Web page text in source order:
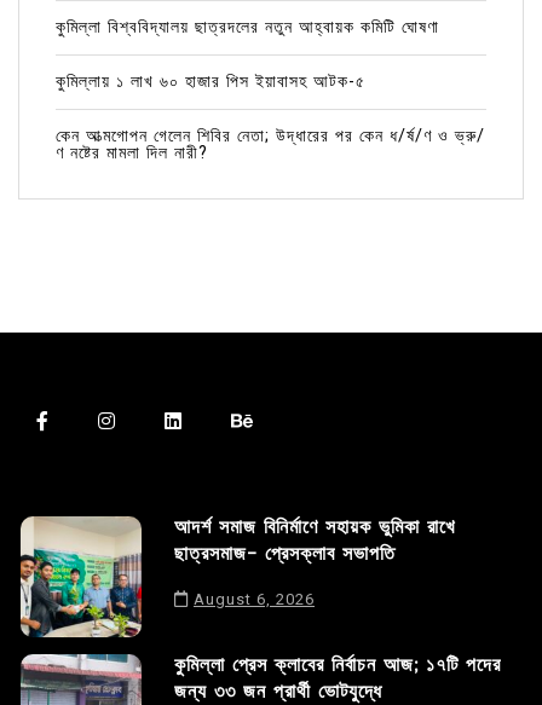
কুমিল্লা বিশ্ববিদ্যালয় ছাত্রদলের নতুন আহ্বায়ক কমিটি ঘোষণা
কুমিল্লায় ১ লাখ ৬০ হাজার পিস ইয়াবাসহ আটক-৫
কেন আত্মগোপন গেলেন শিবির নেতা; উদ্ধারের পর কেন ধ/র্ষ/ণ ও ভ্রু/
ণ নষ্টের মামলা দিল নারী?
আদর্শ সমাজ বিনির্মাণে সহায়ক ভুমিকা রাখে
ছাত্রসমাজ- প্রেসক্লাব সভাপতি
August 6, 2026
কুমিল্লা প্রেস ক্লাবের নির্বাচন আজ; ১৭টি পদের
জন্য ৩৩ জন প্রার্থী ভোটযুদ্ধে